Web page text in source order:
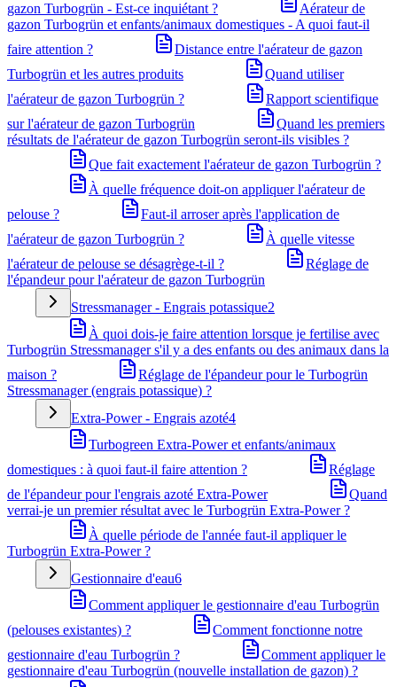
gazon Turbogrün - Est-ce inquiétant ?
Aérateur de
gazon Turbogrün et enfants/animaux domestiques - A quoi faut-il
faire attention ?
Distance entre l'aérateur de gazon
Turbogrün et les autres produits
Quand utiliser
l'aérateur de gazon Turbogrün ?
Rapport scientifique
sur l'aérateur de gazon Turbogrün
Quand les premiers
résultats de l'aérateur de gazon Turbogrün seront-ils visibles ?
Que fait exactement l'aérateur de gazon Turbogrün ?
À quelle fréquence doit-on appliquer l'aérateur de
pelouse ?
Faut-il arroser après l'application de
l'aérateur de gazon Turbogrün ?
À quelle vitesse
l'aérateur de pelouse se désagrège-t-il ?
Réglage de
l'épandeur pour l'aérateur de gazon Turbogrün
Stressmanager - Engrais potassique2
À quoi dois-je faire attention lorsque je fertilise avec
Turbogrün Stressmanager s'il y a des enfants ou des animaux dans la
maison ?
Réglage de l'épandeur pour le Turbogrün
Stressmanager (engrais potassique) ?
Extra-Power - Engrais azoté4
Turbogreen Extra-Power et enfants/animaux
domestiques : à quoi faut-il faire attention ?
Réglage
de l'épandeur pour l'engrais azoté Extra-Power
Quand
verrai-je un premier résultat avec le Turbogrün Extra-Power ?
À quelle période de l'année faut-il appliquer le
Turbogrün Extra-Power ?
Gestionnaire d'eau6
Comment appliquer le gestionnaire d'eau Turbogrün
(pelouses existantes) ?
Comment fonctionne notre
gestionnaire d'eau Turbogrün ?
Comment appliquer le
gestionnaire d'eau Turbogrün (nouvelle installation de gazon) ?